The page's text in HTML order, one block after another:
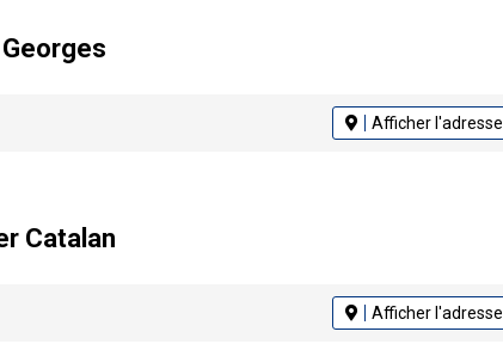
Afficher l'adresse
Catalan
Afficher l'adresse